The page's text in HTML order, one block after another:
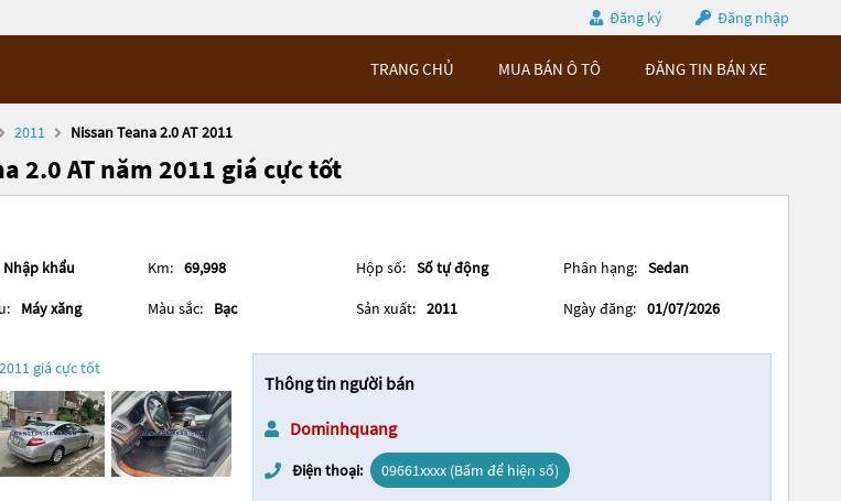
Đăng ký Đăng nhập
TRANG CHỦ MUA BÁN Ô TÔ ĐĂNG TIN BÁN XE
2011 Nissan Teana 2.0 AT 2011
2.0 AT năm 2011 giá cực tốt
Nhập khẩu Km: 69,998 Hộp số: Số tự động Phân hạng: Sedan
Máy xăng Màu sắc: Bạc Sản xuất: 2011 Ngày đăng: 01/07/2026
Thông tin người bán
Dominhquang
Điện thoại: 09661xxxx (Bấm để hiện số)